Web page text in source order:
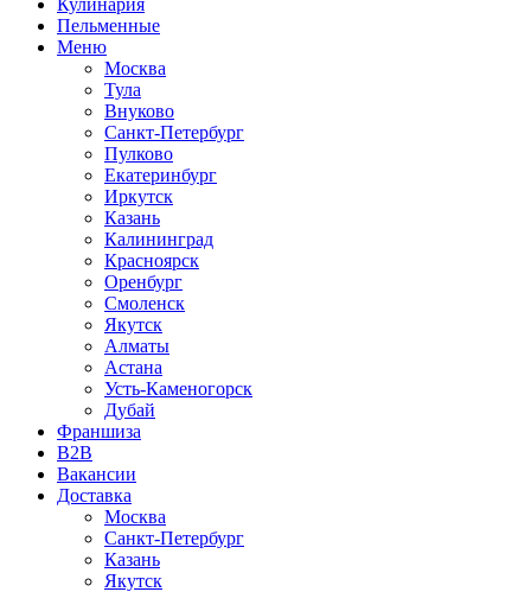
Кулинария
Пельменные
Меню
Москва
Тула
Внуково
Санкт-Петербург
Пулково
Екатеринбург
Иркутск
Казань
Калининград
Красноярск
Оренбург
Смоленск
Якутск
Алматы
Астана
Усть-Каменогорск
Дубай
Франшиза
B2B
Вакансии
Доставка
Москва
Санкт-Петербург
Казань
Якутск